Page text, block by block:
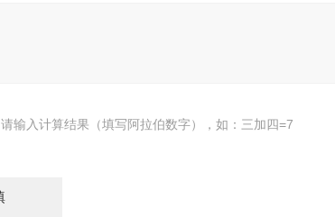
请输入计算结果（填写阿拉伯数字），如：三加四=7